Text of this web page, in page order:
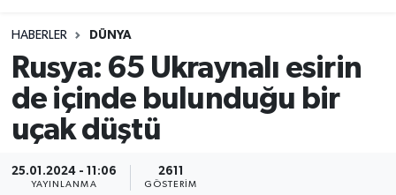
HABERLER DÜNYA
Rusya: 65 Ukraynalı esirin
de içinde bulunduğu bir
uçak düştü
25.01.2024 - 11:06
YAYINLANMA
2611
GÖSTERIM
DÜNYA
EĞİTİM
EKONOMİ
Tüm Manşetler
Son Dakika Haberleri
Haber Arşivi